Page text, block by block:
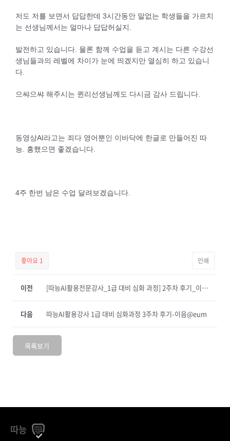
저도 저를 보면서 답답한데 3시간동안 말없는 학생들을 가르치
는 선생님께서는 얼마나 답답허실지.
발전하고 있습니다. 물론 함께 수업을 듣고 계시는 다른 수강선
생님들과의 레벨에 차이가 눈에 띄겠지만 열심히 하고 있습니
다.
으쌰으쌰 해주시는 퀸리선생님께도 다시금 감사 드립니다.
동영상AI라고는 죄다 영어뿐인 이바닥에 한글로 만들어진 따
능. 흥했으면 좋겠습니다.
4주 한번 남은 수업 달려보겠습니다.
좋아요 1 인쇄
이전 [따능AI활용전문강사_1급 대비 심화 과정] 2주차 후기_이마블
따능AI활용강사 1급 대비 심화과정 3주차 후기-이음@eum
다음
목록보기
따능